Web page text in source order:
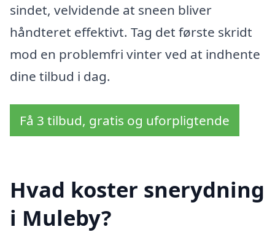
sindet, velvidende at sneen bliver
håndteret effektivt. Tag det første skridt
mod en problemfri vinter ved at indhente
dine tilbud i dag.
Få 3 tilbud, gratis og uforpligtende
Hvad koster snerydning
i Muleby?